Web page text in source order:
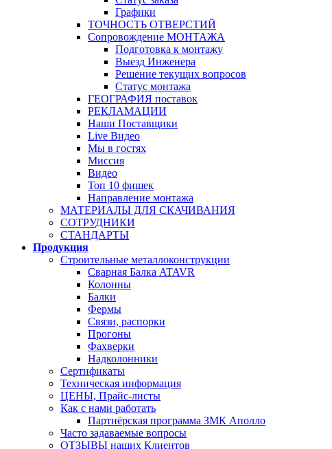
Графики
ТОЧНОСТЬ ОТВЕРСТИЙ
Сопровождение МОНТАЖА
Подготовка к монтажу
Выезд Инженера
Решение текущих вопросов
Статус монтажа
ГЕОГРАФИЯ поставок
РЕКЛАМАЦИИ
Наши Поставщики
Live Видео
Мы в гостях
Миссия
Видео
Топ 10 фишек
Направление монтажа
МАТЕРИАЛЫ ДЛЯ СКАЧИВАНИЯ
СОТРУДНИКИ
СТАНДАРТЫ
Продукция
Строительные металлоконструкции
Сварная Балка ATAVR
Колонны
Балки
Фермы
Связи, распорки
Прогоны
Фахверки
Надколонники
Сертификаты
Техническая информация
ЦЕНЫ, Прайс-листы
Как с нами работать
Партнёрская программа ЗМК Аполло
Часто задаваемые вопросы
ОТЗЫВЫ наших Клиентов